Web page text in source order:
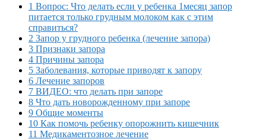
1 Вопрос: Что делать если у ребенка 1месяц запор
питается только грудным молоком как с этим
справиться?
2 Запор у грудного ребенка (лечение запора)
3 Признаки запора
4 Причины запора
5 Заболевания, которые приводят к запору
6 Лечение запоров
7 ВИДЕО: что делать при запоре
8 Что дать новорожденному при запоре
9 Общие моменты
10 Как помочь ребенку опорожнить кишечник
11 Медикаментозное лечение